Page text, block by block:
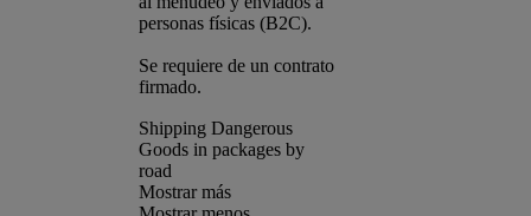
personas físicas (B2C).
Se requiere de un contrato
firmado.
Shipping Dangerous
Goods in packages by
road
Mostrar más